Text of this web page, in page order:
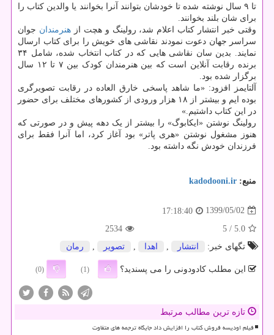
تا ۹ سال نوشته شده تا خودشان بتوانند آنرا بخوانند یا والدین کتاب را
برای شان بلند بخوانند.
وقتی خبر انتشار کتاب اعلام شد، رولینگ و هچت ازهنرمندان جوان
سراسر جهان دعوت نمودند نقاشی های خویش را برای کتاب ارسال
نمایند. بدین سان نقاشی هایی که در کتاب انتخاب شده، شامل ۳۴
برنده رقابت آنلاین است که بین هنرمندان کودک بین ۷ تا ۱۲ سال
برگزار شده بود.
آلتایمز افزود: «ما شاهد پاسخی خارق العاده در رقابت تصویرگری
بوده ایم و بیشتر از ۱۸ هزار ورودی از کشورهای مختلف برای حضور
در این کتاب داشتیم.»
رولینگ نوشتن «ایکابوگ» را بیشتر از یک دهه پیش و در صورتی که
هنوز مشغول نوشتن «هری پاتر» بود آغاز کرد، اما آنرا فقط برای
فرزندان خودش نگه داشته بود.
منبع: kadodooni.ir
1399/05/02
17:18:40
5.0
/ 5
2534
تگهای خبر:
انتشار , اهدا , تصویر , رمان
این مطلب کادودونی را می پسندید؟ (1)
(0)
تازه ترین مطالب مرتبط
فیلم اودیسه فروش کتاب را افزایش داد جایگاه ترجمه های متفاوت